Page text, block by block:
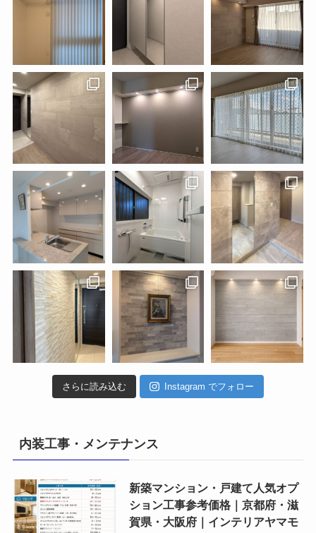
さらに読み込む Instagram でフォロー
内装工事・メンテナンス
新築マンション・戸建て人気オプ
ション工事参考価格｜京都府・滋
賀県・大阪府｜インテリアヤマモ